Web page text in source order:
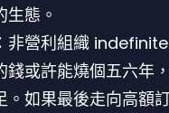
態。
非營利組織
錢或許能燒個五六年
。如果最後走向高額